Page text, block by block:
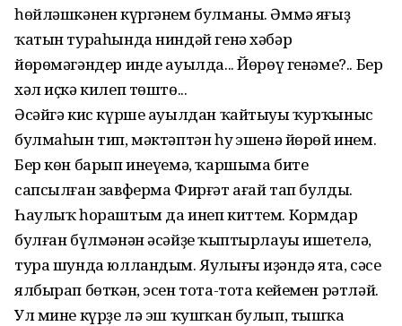
һөйләшкәнен күргәнем булманы. Әммә яңғыҙ
ҡатын тураһында ниндәй генә хәбәр
йөрөмәгәндер инде ауылда... Йөрөү генәме?.. Бер
хәл иҫкә килеп төштө...
Әсәйгә кис күрше ауылдан ҡайтыуы ҡурҡыныс
булмаһын тип, мәктәптән һуң эшенә йөрөй инем.
Бер көн барып инеүемә, ҡаршыма бите
сапсылған завферма Фирғәт ағай тап булды.
Һаулыҡ һораштым да инеп киттем. Кормдар
булған бүлмәнән әсәйҙең ҡыптырлауы ишетелә,
тура шунда юлландым. Яулығы иҙәндә ята, сәсе
ялбырап бөткән, эсен тота-тота кейемен рәтләй.
Ул мине күрҙе лә эш ҡушҡан булып, тышҡа